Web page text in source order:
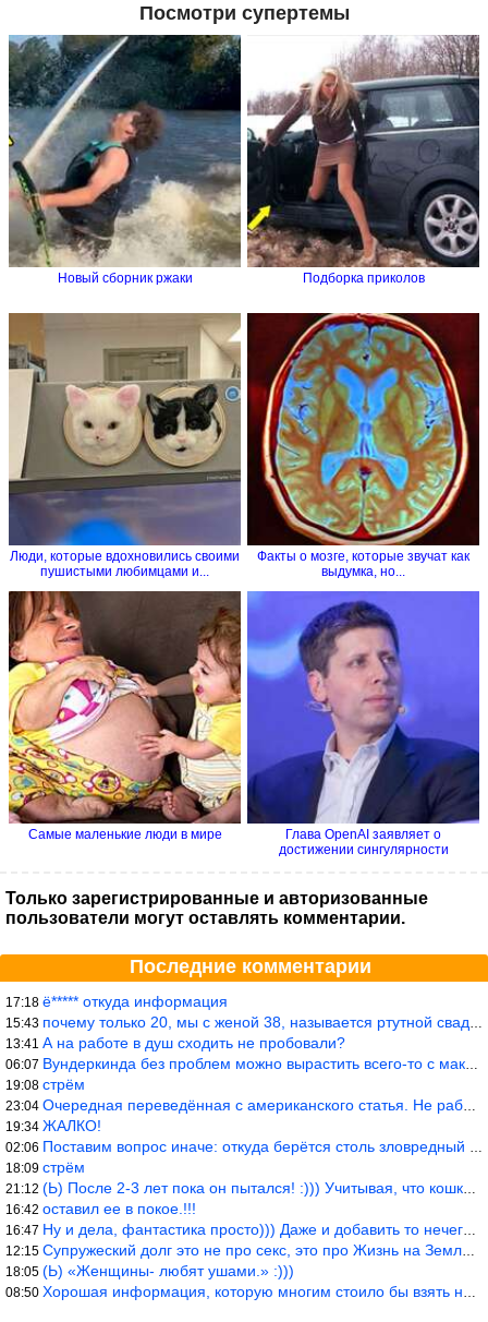
Посмотри супертемы
Новый сборник ржаки Подборка приколов
Люди, которые вдохновились своими
пушистыми любимцами и...
Факты о мозге, которые звучат как
выдумка, но...
Самые маленькие люди в мире
Глава OpenAI заявляет о
достижении сингулярности
Только зарегистрированные и авторизованные
пользователи могут оставлять комментарии.
Последние комментарии
17:18 ё***** откуда информация
15:43 почему только 20, мы с женой 38, называется ртутной свадьбой, гр
13:41 А на работе в душ сходить не пробовали?
06:07 Вундеркинда без проблем можно вырастить всего-то с максимально р
19:08 стрём
23:04 Очередная переведённая с американского статья. Не работает эта ф
19:34 ЖАЛКО!
02:06 Поставим вопрос иначе: откуда берётся столь зловредный феминизм?
18:09 стрём
21:12 (Ь) После 2-3 лет пока он пытался! :))) Учитывая, что кошки 10-1
16:42 оставил ее в покое.!!!
16:47 Ну и дела, фантастика просто))) Даже и добавить то нечего…
12:15 Супружеский долг это не про секс, это про Жизнь на Земле. Супруж
18:05 (Ь) «Женщины- любят ушами.» :)))
08:50 Хорошая информация, которую многим стоило бы взять на вооружение